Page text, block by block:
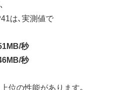
は､実測値で
秒
秒
位の性能があります｡